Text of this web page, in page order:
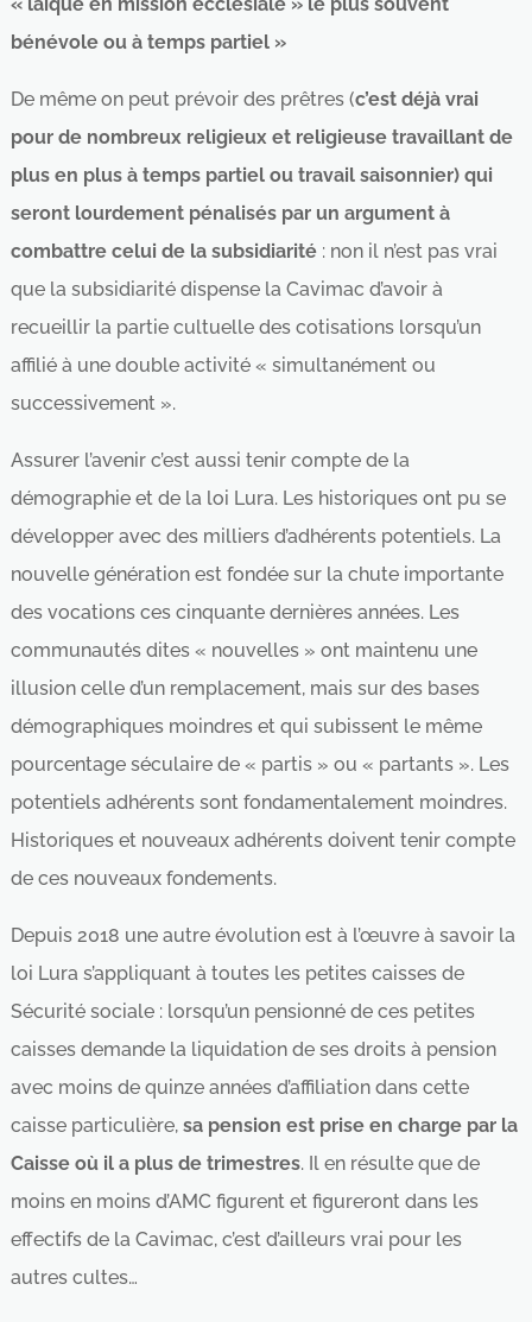
bénévole ou à temps partiel »
De même on peut prévoir des prêtres (c’est déjà vrai
pour de nombreux religieux et religieuse travaillant de
plus en plus à temps partiel ou travail saisonnier) qui
seront lourdement pénalisés par un argument à
combattre celui de la subsidiarité: non il n’est pas vrai
que la subsidiarité dispense la Cavimac d’avoir à
recueillir la partie cultuelle des cotisations lorsqu’un
affilié à une double activité « simultanément ou
successivement ».
Assurer l’avenir c’est aussi tenir compte de la
démographie et de la loi Lura. Les historiques ont pu se
développer avec des milliers d’adhérents potentiels. La
nouvelle génération est fondée sur la chute importante
des vocations ces cinquante dernières années. Les
communautés dites « nouvelles » ont maintenu une
illusion celle d’un remplacement, mais sur des bases
démographiques moindres et qui subissent le même
pourcentage séculaire de « partis » ou « partants ». Les
potentiels adhérents sont fondamentalement moindres.
Historiques et nouveaux adhérents doivent tenir compte
de ces nouveaux fondements.
Depuis 2018 une autre évolution est à l’œuvre à savoir la
loi Lura s’appliquant à toutes les petites caisses de
Sécurité sociale : lorsqu’un pensionné de ces petites
caisses demande la liquidation de ses droits à pension
avec moins de quinze années d’affiliation dans cette
caisse particulière, sa pension est prise en charge par la
Caisse où il a plus de trimestres. Il en résulte que de
moins en moins d’AMC figurent et figureront dans les
effectifs de la Cavimac, c’est d’ailleurs vrai pour les
autres cultes…